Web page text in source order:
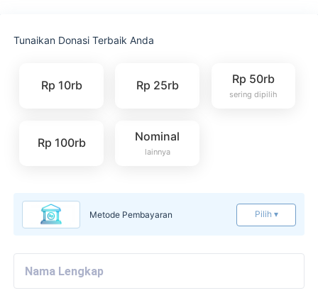
Tunaikan Donasi Terbaik Anda
Rp 10rb Rp 25rb Rp 50rb
sering dipilih
Rp 100rb Nominal
lainnya
Metode Pembayaran Pilih ▾